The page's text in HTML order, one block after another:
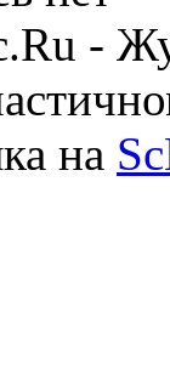
-
на